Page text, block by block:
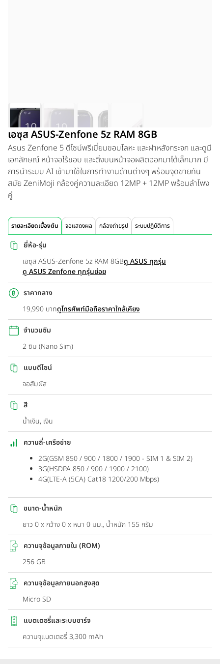
เอซุส ASUS-Zenfone 5z RAM 8GB
Asus Zenfone 5 ดีไซน์พรีเมี่ยมขอบโลหะ และฝาหลังกระจก และดูมี
เอกลักษณ์ หน้าจอไร้ขอบ และติ่งบนหน้าจอผลิตออกมาได้เล็กมาก มี
การนำระบบ AI เข้ามาใช้ในการทำงานด้านต่างๆ พร้อมจุดขายทัน
สมัย ZeniMoji กล้องคู่ความละเอียด 12MP + 12MP พร้อมลำโพง
คู่
รายละเอียดเบื้องต้น จอแสดงผล กล้องถ่ายรูป ระบบปฏิบัติการ
ยี่ห้อ-รุ่น
เอซุส ASUS-Zenfone 5z RAM 8GBดู ASUS ทุกรุ่น
ดู ASUS Zenfone ทุกรุ่นย่อย
ราคากลาง
19,990 บาทดูโทรศัพท์มือถือราคาใกล้เคียง
จำนวนซิม
2 ซิม (Nano Sim)
แบบดีไซน์
จอสัมผัส
สี
น้ำเงิน, เงิน
ความถี่-เครือข่าย
2G(GSM 850 / 900 / 1800 / 1900 - SIM 1 & SIM 2)
3G(HSDPA 850 / 900 / 1900 / 2100)
4G(LTE-A (5CA) Cat18 1200/200 Mbps)
ขนาด-น้ำหนัก
ยาว 0 x กว้าง 0 x หนา 0 มม., น้ำหนัก 155 กรัม
ความจุข้อมูลภายใน (ROM)
256 GB
ความจุข้อมูลภายนอกสูงสุด
Micro SD
แบตเตอรี่และระบบชาร์จ
ความจุแบตเตอรี่ 3,300 mAh